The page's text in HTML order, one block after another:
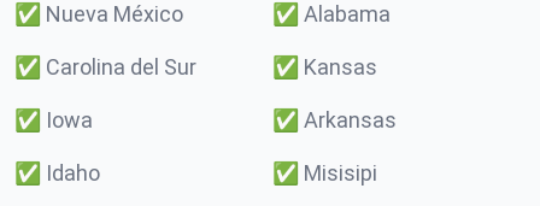
✅ Nueva México ✅ Alabama
✅ Carolina del Sur ✅ Kansas
✅ Iowa ✅ Arkansas
✅ Idaho ✅ Misisipi